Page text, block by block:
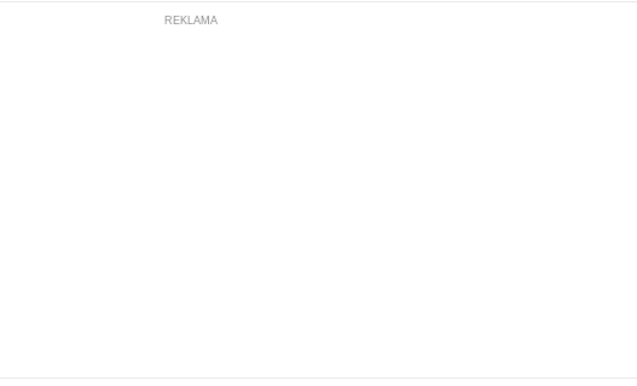
REKLAMA